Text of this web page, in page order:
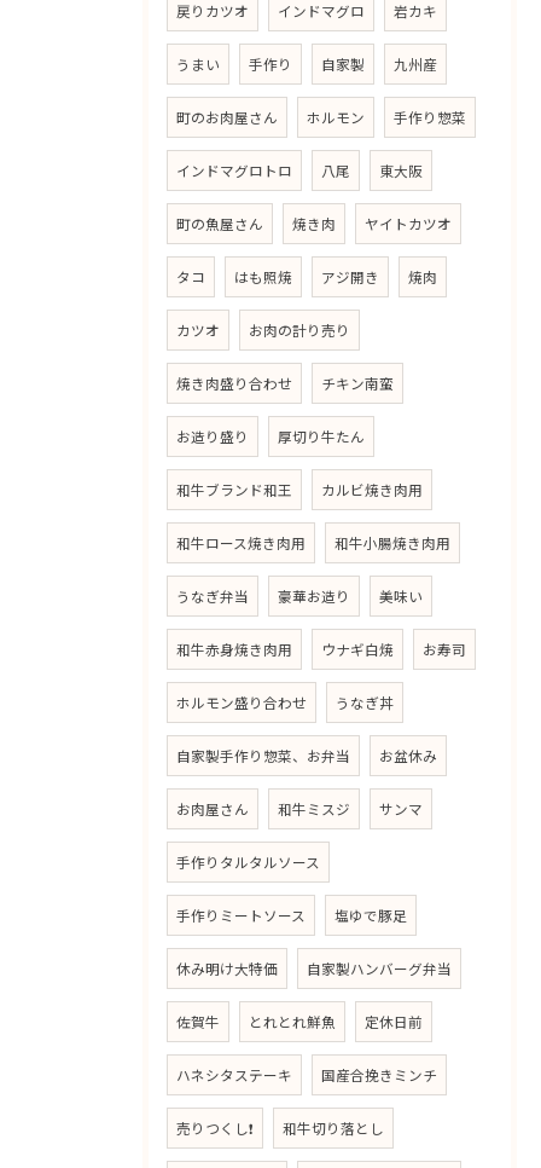
戻りカツオ インドマグロ 岩カキ
うまい 手作り 自家製 九州産
町のお肉屋さん ホルモン 手作り惣菜
インドマグロトロ 八尾 東大阪
町の魚屋さん 焼き肉 ヤイトカツオ
タコ はも照焼 アジ開き 焼肉
カツオ お肉の計り売り
焼き肉盛り合わせ チキン南蛮
お造り盛り 厚切り牛たん
和牛ブランド和王 カルビ焼き肉用
和牛ロース焼き肉用 和牛小腸焼き肉用
うなぎ弁当 豪華お造り 美味い
和牛赤身焼き肉用 ウナギ白焼 お寿司
ホルモン盛り合わせ うなぎ丼
自家製手作り惣菜、お弁当 お盆休み
お肉屋さん 和牛ミスジ サンマ
手作りタルタルソース
手作りミートソース 塩ゆで豚足
休み明け大特価 自家製ハンバーグ弁当
佐賀牛 とれとれ鮮魚 定休日前
ハネシタステーキ 国産合挽きミンチ
売りつくし❗ 和牛切り落とし